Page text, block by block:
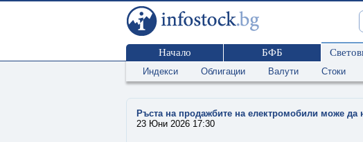
Начало БФБ
Индекси Облигации Валути Стоки
Ръста на продажбите на електромобили може да
23 Юни 2026 17:30